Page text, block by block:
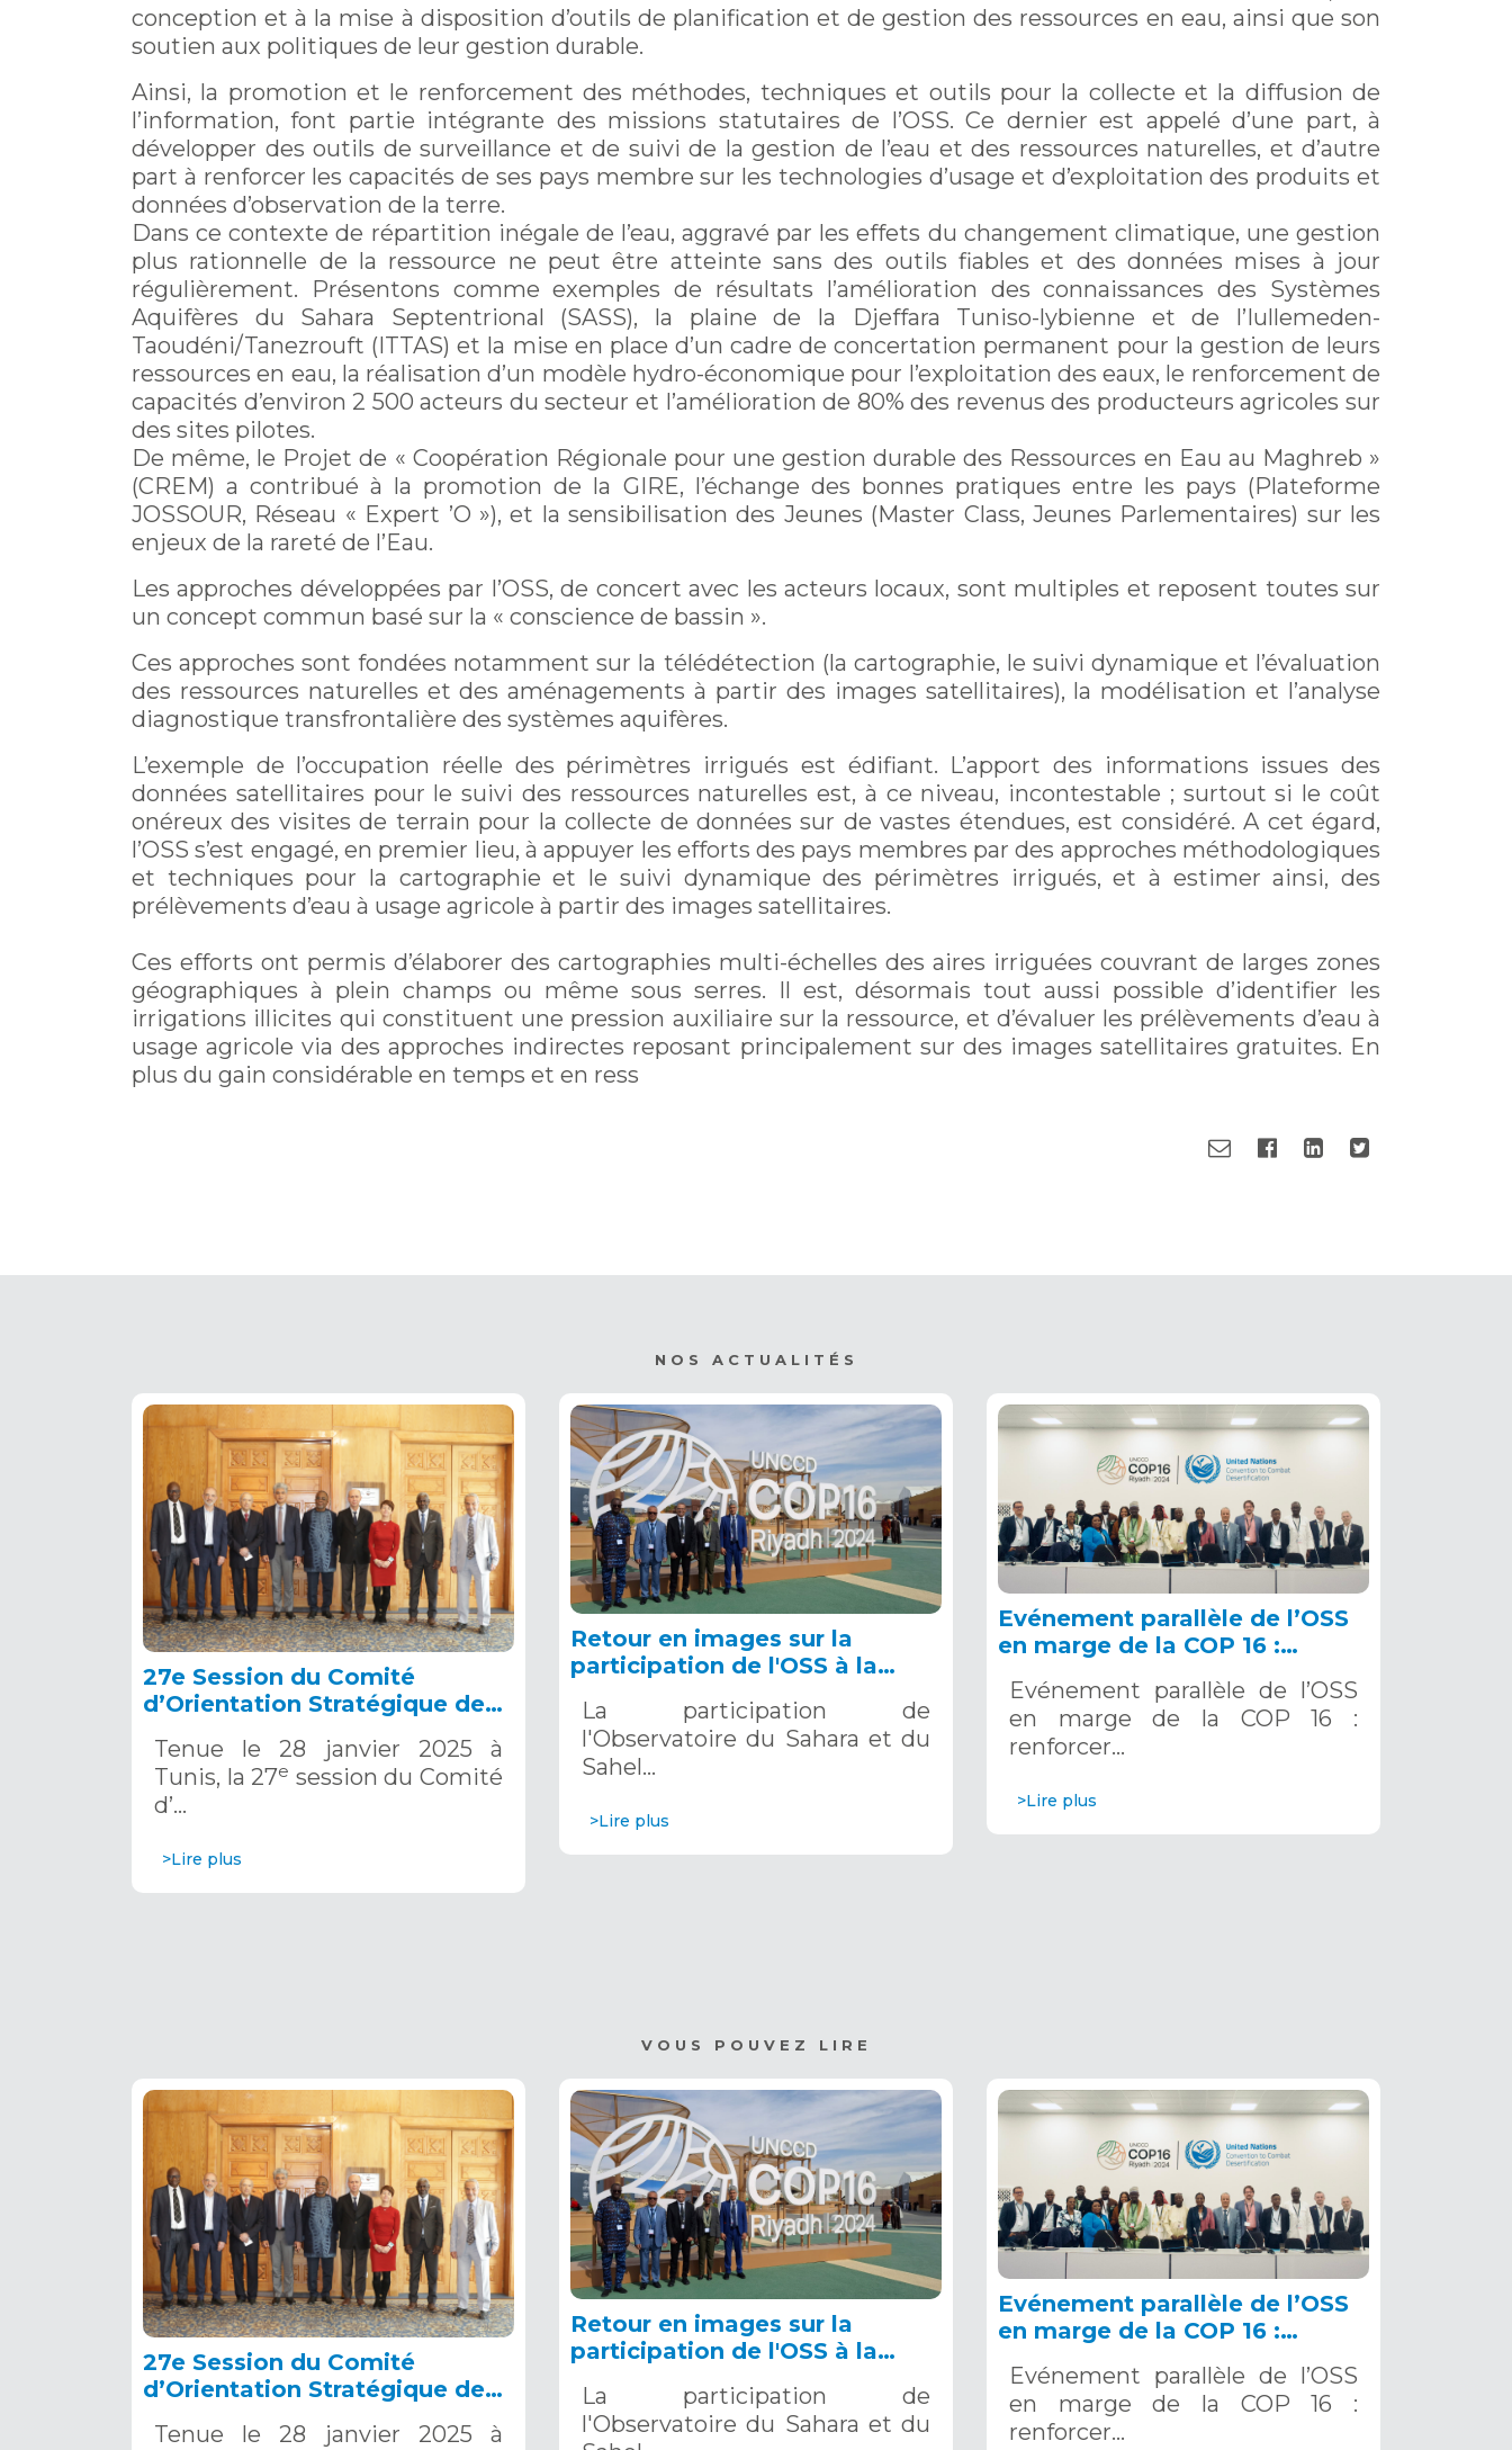
conception et à la mise à disposition d’outils de planification et de gestion des ressources en eau, ainsi que son
soutien aux politiques de leur gestion durable.
Ainsi, la promotion et le renforcement des méthodes, techniques et outils pour la collecte et la diffusion de
l’information, font partie intégrante des missions statutaires de l’OSS. Ce dernier est appelé d’une part, à
développer des outils de surveillance et de suivi de la gestion de l’eau et des ressources naturelles, et d’autre
part à renforcer les capacités de ses pays membre sur les technologies d’usage et d’exploitation des produits et
données d’observation de la terre.
Dans ce contexte de répartition inégale de l’eau, aggravé par les effets du changement climatique, une gestion
plus rationnelle de la ressource ne peut être atteinte sans des outils fiables et des données mises à jour
régulièrement. Présentons comme exemples de résultats l’amélioration des connaissances des Systèmes
Aquifères du Sahara Septentrional (SASS), la plaine de la Djeffara Tuniso-lybienne et de l’Iullemeden-
Taoudéni/Tanezrouft (ITTAS) et la mise en place d’un cadre de concertation permanent pour la gestion de leurs
ressources en eau, la réalisation d’un modèle hydro-économique pour l’exploitation des eaux, le renforcement de
capacités d’environ 2 500 acteurs du secteur et l’amélioration de 80% des revenus des producteurs agricoles sur
des sites pilotes.
De même, le Projet de « Coopération Régionale pour une gestion durable des Ressources en Eau au Maghreb »
(CREM) a contribué à la promotion de la GIRE, l’échange des bonnes pratiques entre les pays (Plateforme
JOSSOUR, Réseau « Expert ’O »), et la sensibilisation des Jeunes (Master Class, Jeunes Parlementaires) sur les
enjeux de la rareté de l’Eau.
Les approches développées par l’OSS, de concert avec les acteurs locaux, sont multiples et reposent toutes sur
un concept commun basé sur la « conscience de bassin ».
Ces approches sont fondées notamment sur la télédétection (la cartographie, le suivi dynamique et l’évaluation
des ressources naturelles et des aménagements à partir des images satellitaires), la modélisation et l’analyse
diagnostique transfrontalière des systèmes aquifères.
L’exemple de l’occupation réelle des périmètres irrigués est édifiant. L’apport des informations issues des
données satellitaires pour le suivi des ressources naturelles est, à ce niveau, incontestable ; surtout si le coût
onéreux des visites de terrain pour la collecte de données sur de vastes étendues, est considéré. A cet égard,
l’OSS s’est engagé, en premier lieu, à appuyer les efforts des pays membres par des approches méthodologiques
et techniques pour la cartographie et le suivi dynamique des périmètres irrigués, et à estimer ainsi, des
prélèvements d’eau à usage agricole à partir des images satellitaires.
Ces efforts ont permis d’élaborer des cartographies multi-échelles des aires irriguées couvrant de larges zones
géographiques à plein champs ou même sous serres. Il est, désormais tout aussi possible d’identifier les
irrigations illicites qui constituent une pression auxiliaire sur la ressource, et d’évaluer les prélèvements d’eau à
usage agricole via des approches indirectes reposant principalement sur des images satellitaires gratuites. En
plus du gain considérable en temps et en ress
NOS ACTUALITÉS
27e Session du Comité
d’Orientation Stratégique de
Tenue le 28 janvier 2025 à
Tunis, la 27e session du Comité
d’…
>Lire plus
Retour en images sur la
participation de l'OSS à la
2024 à Riyad, en Arabie
Saoudite
La participation de
l'Observatoire du Sahara et du
Sahel…
>Lire plus
Evénement parallèle de l’OSS
en marge de la COP 16 :
grâce aux Systèmes d’Alerte
Précoce Multirisques. 12
décembre 2024
Evénement parallèle de l’OSS
en marge de la COP 16 :
renforcer…
>Lire plus
VOUS POUVEZ LIRE
27e Session du Comité
d’Orientation Stratégique de
Tenue le 28 janvier 2025 à
Retour en images sur la
participation de l'OSS à la
2024 à Riyad, en Arabie
Saoudite
La participation de
l'Observatoire du Sahara et du
Evénement parallèle de l’OSS
en marge de la COP 16 :
grâce aux Systèmes d’Alerte
Précoce Multirisques. 12
décembre 2024
Evénement parallèle de l’OSS
en marge de la COP 16 :
renforcer…